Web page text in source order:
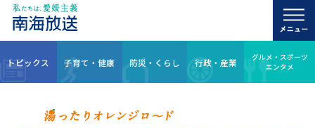
トピックス 子育て・健康 防災・くらし 行政・産業
グルメ・スポーツ
エンタメ